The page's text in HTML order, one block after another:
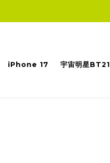
iPhone 17 宇宙明星BT21